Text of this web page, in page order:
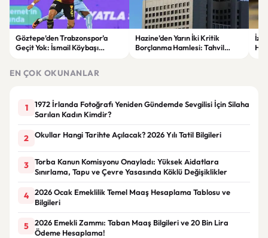
Göztepe’den Trabzonspor’a
Geçit Yok: İsmail Köybaşı
Hazine’den Yarın İki Kritik
Borçlanma Hamlesi: Tahvil
EN ÇOK OKUNANLAR
1
1972 İrlanda Fotoğrafı Yeniden Gündemde Sevgilisi İçin Silaha
Sarılan Kadın Kimdir?
2 Okullar Hangi Tarihte Açılacak? 2026 Yılı Tatil Bilgileri
3
Torba Kanun Komisyonu Onayladı: Yüksek Aidatlara
Sınırlama, Tapu ve Çevre Yasasında Köklü Değişiklikler
4
2026 Ocak Emeklilik Temel Maaş Hesaplama Tablosu ve
Bilgileri
5
2026 Emekli Zammı: Taban Maaş Bilgileri ve 20 Bin Lira
Ödeme Hesaplama!